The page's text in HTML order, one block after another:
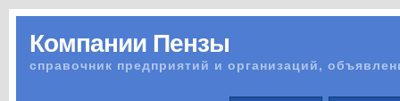
Компании Пензы
справочник предприятий и организаций,